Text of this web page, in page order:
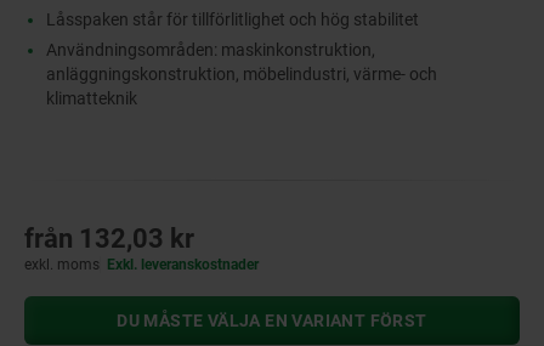
Låsspaken står för tillförlitlighet och hög stabilitet
Användningsområden: maskinkonstruktion,
anläggningskonstruktion, möbelindustri, värme- och
klimatteknik
från 132,03 kr
exkl. moms Exkl. leveranskostnader
DU MÅSTE VÄLJA EN VARIANT FÖRST